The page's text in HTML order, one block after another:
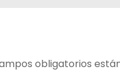
obligatorios